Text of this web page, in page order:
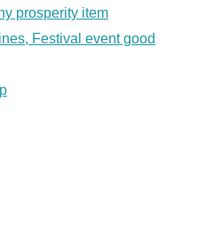
prosperity item
Festival event good